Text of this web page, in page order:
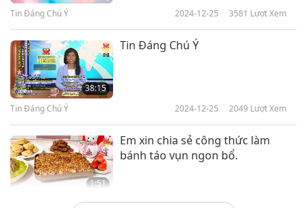
Tin Đáng Chú Ý 2024-12-25 3581 Lượt Xem
38:15
Tin Đáng Chú Ý
Tin Đáng Chú Ý 2024-12-25 2049 Lượt Xem
1:51
Em xin chia sẻ công thức làm
bánh táo vụn ngon bổ.
2024-12-24 3628